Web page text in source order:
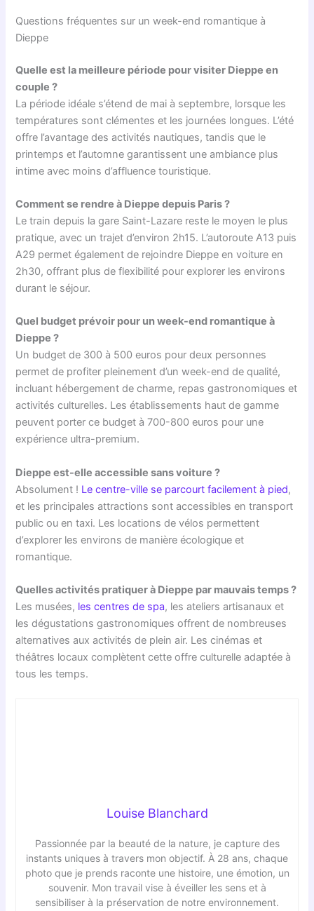
Questions fréquentes sur un week-end romantique à
Dieppe
Quelle est la meilleure période pour visiter Dieppe en
couple ?
La période idéale s’étend de mai à septembre, lorsque les
températures sont clémentes et les journées longues. L’été
offre l’avantage des activités nautiques, tandis que le
printemps et l’automne garantissent une ambiance plus
intime avec moins d’affluence touristique.
Comment se rendre à Dieppe depuis Paris ?
Le train depuis la gare Saint-Lazare reste le moyen le plus
pratique, avec un trajet d’environ 2h15. L’autoroute A13 puis
A29 permet également de rejoindre Dieppe en voiture en
2h30, offrant plus de flexibilité pour explorer les environs
durant le séjour.
Quel budget prévoir pour un week-end romantique à
Dieppe ?
Un budget de 300 à 500 euros pour deux personnes
permet de profiter pleinement d’un week-end de qualité,
incluant hébergement de charme, repas gastronomiques et
activités culturelles. Les établissements haut de gamme
peuvent porter ce budget à 700-800 euros pour une
expérience ultra-premium.
Dieppe est-elle accessible sans voiture ?
Absolument ! Le centre-ville se parcourt facilement à pied,
et les principales attractions sont accessibles en transport
public ou en taxi. Les locations de vélos permettent
d’explorer les environs de manière écologique et
romantique.
Quelles activités pratiquer à Dieppe par mauvais temps ?
Les musées, les centres de spa, les ateliers artisanaux et
les dégustations gastronomiques offrent de nombreuses
alternatives aux activités de plein air. Les cinémas et
théâtres locaux complètent cette offre culturelle adaptée à
tous les temps.
Louise Blanchard
Passionnée par la beauté de la nature, je capture des
instants uniques à travers mon objectif. À 28 ans, chaque
photo que je prends raconte une histoire, une émotion, un
souvenir. Mon travail vise à éveiller les sens et à
sensibiliser à la préservation de notre environnement.